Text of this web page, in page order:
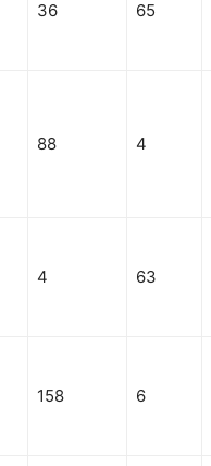
36 65
88 4
4 63
158 6